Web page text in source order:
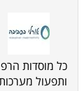
כל מוסדות
ותפעול